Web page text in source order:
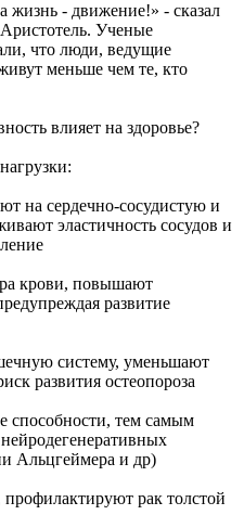
жизнь - движение!» - сказал
Ученые
что люди, ведущие
меньше чем те, кто
влияет на здоровье?
на сердечно-сосудистую и
эластичность сосудов и
крови, повышают
развитие
систему, уменьшают
развития остеопороза
способности, тем самым
Альцгеймера и др)
рак толстой